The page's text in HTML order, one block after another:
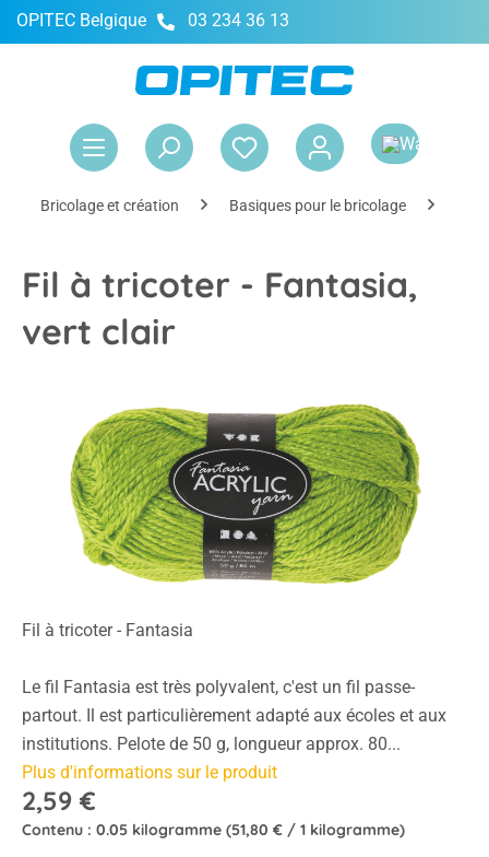
principal
OPITEC Belgique 03 234 36 13
Bricolage et création Basiques pour le bricolage
Fil à tricoter - Fantasia,
vert clair
Fil à tricoter - Fantasia
Le fil Fantasia est très polyvalent, c'est un fil passe-
partout. Il est particulièrement adapté aux écoles et aux
institutions. Pelote de 50 g, longueur approx. 80...
Plus d'informations sur le produit
2,59 €
Contenu : 0.05 kilogramme (51,80 € / 1 kilogramme)